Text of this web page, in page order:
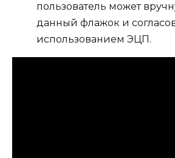
пользователь может
данный флажок и
использованием ЭЦП.